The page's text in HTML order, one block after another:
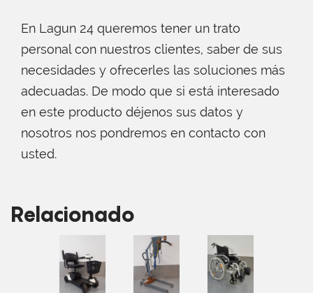
En Lagun 24 queremos tener un trato
personal con nuestros clientes, saber de sus
necesidades y ofrecerles las soluciones más
adecuadas. De modo que si está interesado
en este producto déjenos sus datos y
nosotros nos pondremos en contacto con
usted.
Relacionado